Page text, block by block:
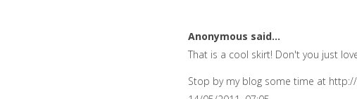
Anonymous said...
That is a cool skirt! Don't you just
Stop by my blog some time at